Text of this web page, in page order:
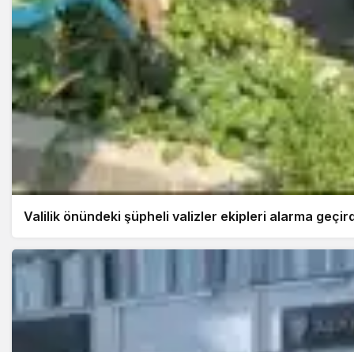
Valilik önündeki şüpheli valizler ekipleri alarma